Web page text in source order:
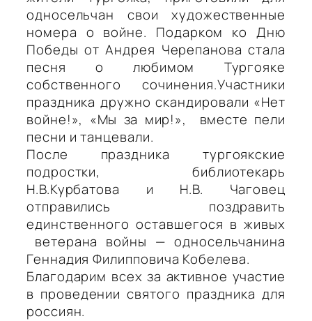
односельчан свои художественные
номера о войне. Подарком ко Дню
Победы от Андрея Черепанова стала
песня о любимом Тургояке
собственного сочинения.Участники
праздника дружно скандировали «Нет
войне!», «Мы за мир!», вместе пели
песни и танцевали.
После праздника тургоякские
подростки, библиотекарь
Н.В.Курбатова и Н.В. Чаговец
отправились поздравить
единственного оставшегося в живых
ветерана войны — односельчанина
Геннадия Филипповича Кобелева.
Благодарим всех за активное участие
в проведении святого праздника для
россиян.